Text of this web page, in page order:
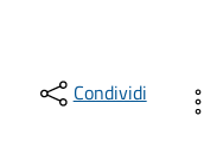
Condividi